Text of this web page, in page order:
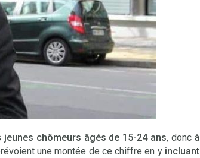
jeunes chômeurs âgés de 15-24 ans, donc à
une montée de ce chiffre en y incluant